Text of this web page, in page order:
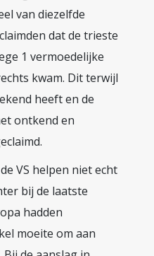
van diezelfde
dat de trieste
1 vermoedelijke
kwam. Dit terwijl
heeft en de
ontkend en
VS helpen niet echt
bij de laatste
hadden
moeite om aan